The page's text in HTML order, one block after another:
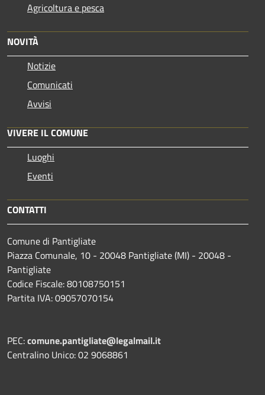
Agricoltura e pesca
NOVITÀ
Notizie
Comunicati
Avvisi
VIVERE IL COMUNE
Luoghi
Eventi
CONTATTI
Comune di Pantigliate
Piazza Comunale, 10 - 20048 Pantigliate (MI) - 20048 -
Pantigliate
Codice Fiscale: 80108750151
Partita IVA: 09057070154
PEC:comune.pantigliate@legalmail.it
Centralino Unico: 02 9068861